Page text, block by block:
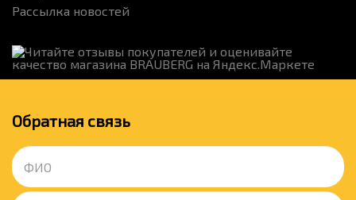
Рассылка новостей
Обратная связь